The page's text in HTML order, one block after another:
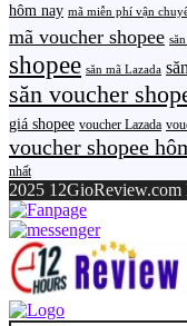
hôm nay mã miễn phí vận
mã voucher shopee
shopee săn mã Lazada
săn voucher
giá shopee voucher Lazada
voucher shopee
nhất
2025